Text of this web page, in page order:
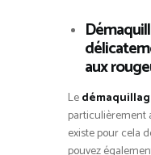
aux
Le
particulièrement
existe pour cela